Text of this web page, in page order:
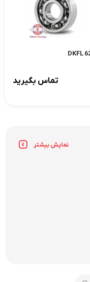
تماس بگیرید
نمایش بیشتر